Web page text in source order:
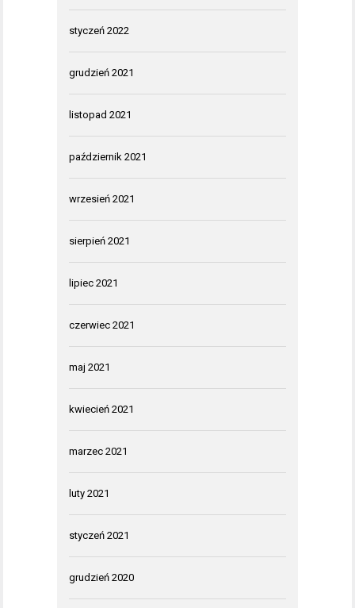
styczeń 2022
grudzień 2021
listopad 2021
październik 2021
wrzesień 2021
sierpień 2021
lipiec 2021
czerwiec 2021
maj 2021
kwiecień 2021
marzec 2021
luty 2021
styczeń 2021
grudzień 2020